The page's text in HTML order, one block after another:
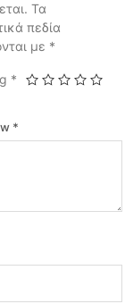
Τα
πεδία
με *
*
*